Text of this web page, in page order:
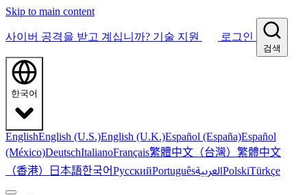
Skip to main content
사이버 공격을 받고 계십니까? 기술 지원 로그인
검색
한국어
EnglishEnglish (U.S.)English (U.K.)Español (España)Español
(México)DeutschItalianoFrançais繁體中文（台灣） 繁體中文
（香港） 日本語한국어РусскийPortuguêsالعربيةPolskiTürkçe